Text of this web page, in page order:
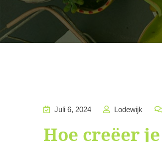
Juli 6, 2024 Lodewijk
Hoe creëer